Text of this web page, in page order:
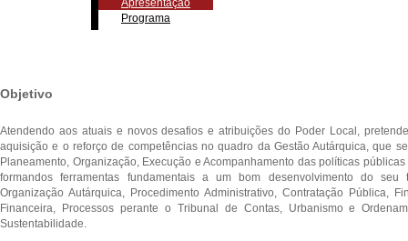
Programa
Objetivo
Atendendo aos atuais e novos desafios e atribuições do Poder Local,
aquisição e o reforço de competências no quadro da Gestão Autárquica, que
Planeamento, Organização, Execução e Acompanhamento das políticas
formandos ferramentas fundamentais a um bom desenvolvimento do seu
Organização Autárquica, Procedimento Administrativo, Contratação Pública,
Financeira, Processos perante o Tribunal de Contas, Urbanismo e
Sustentabilidade.